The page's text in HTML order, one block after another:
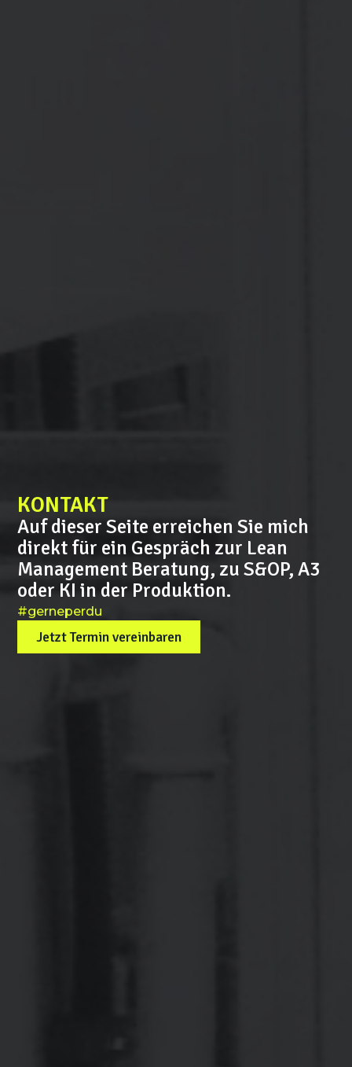
KONTAKT
Auf dieser Seite erreichen Sie mich
direkt für ein Gespräch zur Lean
Management Beratung, zu S&OP, A3
oder KI in der Produktion.
#gerneperdu
Jetzt Termin vereinbaren